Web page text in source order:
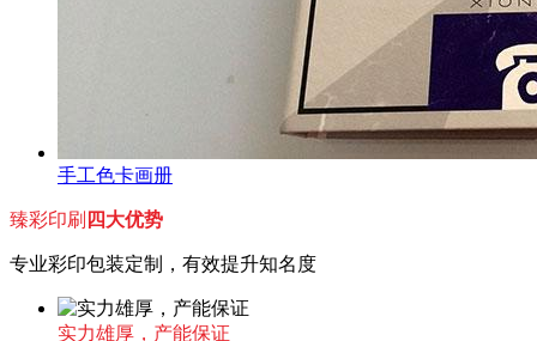
手工色卡画册
臻彩印刷 四大优势
专业彩印包装定制，有效提升知名度
实力雄厚，产能保证